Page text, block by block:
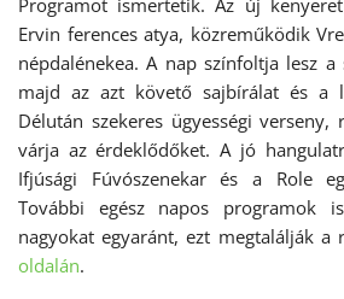
Programot ismertetik. Az új
Ervin ferences atya, közreműködik
népdalénekea. A nap színfoltja lesz a
majd az azt követő sajbírálat és a
Délután szekeres ügyességi
várja az érdeklődőket. A jó
Ifjúsági Fúvószenekar és a Role
További egész napos programok
nagyokat egyaránt, ezt megtalálják a
oldalán.